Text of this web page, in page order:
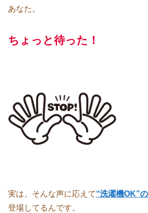
あなた。
ちょっと待った！
実は、そんな声に応えて“洗濯機OK”
登場してるんです。